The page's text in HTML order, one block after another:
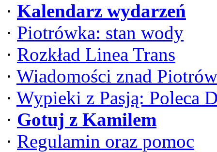
· Kalendarz wydarzeń
· Piotrówka: stan wody
· Rozkład Linea Trans
· Wiadomości znad
· Wypieki z Pasją: Poleca
· Gotuj z Kamilem
· Regulamin oraz pomoc